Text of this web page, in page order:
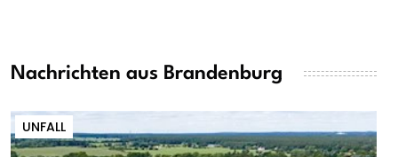
Nachrichten aus Brandenburg
UNFALL